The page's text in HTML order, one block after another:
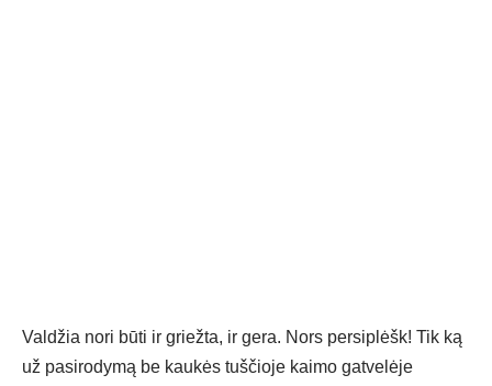
Valdžia nori būti ir griežta, ir gera. Nors persiplėšk! Tik ką
už pasirodymą be kaukės tuščioje kaimo gatvelėje